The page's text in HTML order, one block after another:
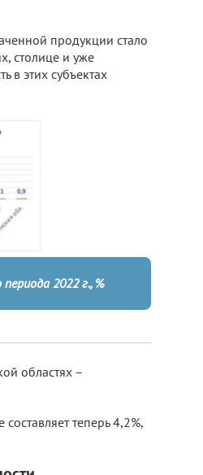
продукции стало
столице и уже
в этих субъектах
2022 г., %
областях –
теперь 4,2%,